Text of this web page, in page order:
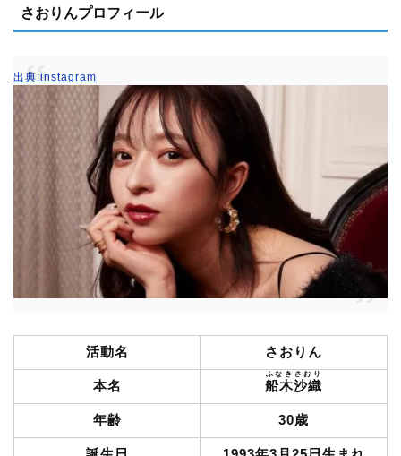
さおりんプロフィール
出典:instagram
活動名 さおりん
本名 船木沙織
ふなきさおり
年齢 30歳